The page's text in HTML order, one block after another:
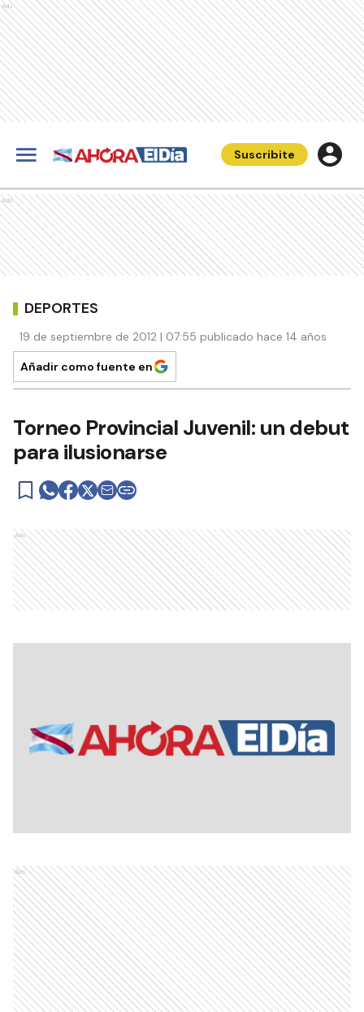
Ads
Suscribite
Ads
DEPORTES
19 de septiembre de 2012 | 07:55 publicado hace 14 años
Añadir como fuente en
Torneo Provincial Juvenil: un debut
para ilusionarse
Ads
Ads